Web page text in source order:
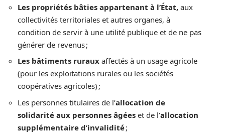
Les propriétés bâties appartenant à l’État, aux
collectivités territoriales et autres organes, à
condition de servir à une utilité publique et de ne pas
générer de revenus ;
Les bâtiments ruraux affectés à un usage agricole
(pour les exploitations rurales ou les sociétés
coopératives agricoles) ;
Les personnes titulaires de l’allocation de
solidarité aux personnes âgées et de l’allocation
supplémentaire d’invalidité;